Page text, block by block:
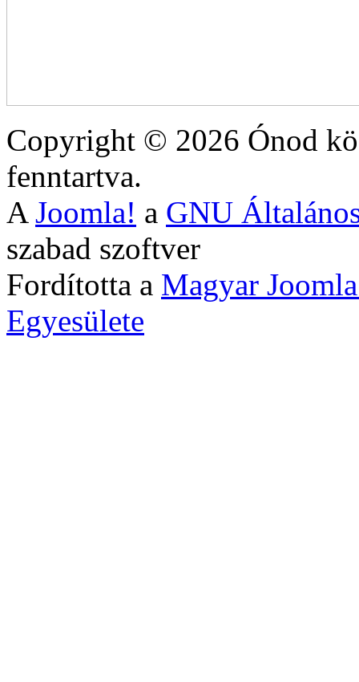
Copyright © 2026 Ónod
fenntartva.
A Joomla! a GNU
szabad szoftver
Fordította a Magyar
Egyesülete